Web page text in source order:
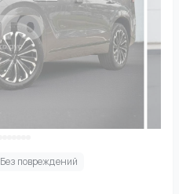
Без повреждений